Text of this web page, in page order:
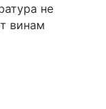
не
винам